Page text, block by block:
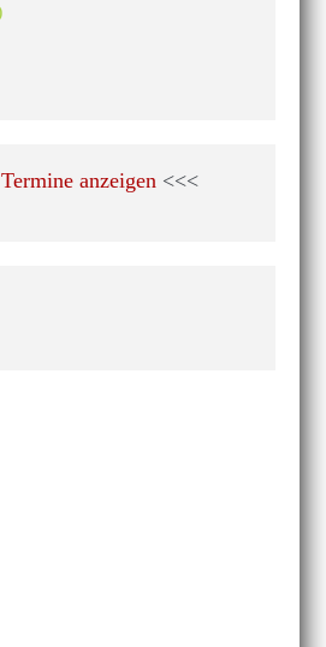
anzeigen<<<